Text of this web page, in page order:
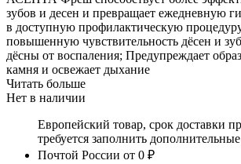
зубов и десен и превращает ежедневную
в доступную профилактическую
повышенную чувствительность дёсен и
дёсны от воспаления; Предупреждает
камня и освежает дыхание
Читать больше
Нет в наличии
Европейский товар, срок доставки
требуется заполнить
Почтой России от 0 ₽